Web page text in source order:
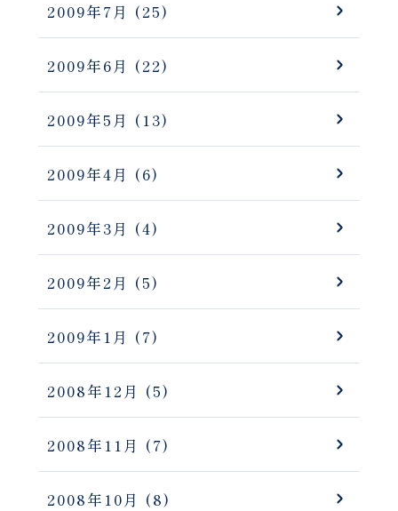
2009年7月 (25)
2009年6月 (22)
2009年5月 (13)
2009年4月 (6)
2009年3月 (4)
2009年2月 (5)
2009年1月 (7)
2008年12月 (5)
2008年11月 (7)
2008年10月 (8)